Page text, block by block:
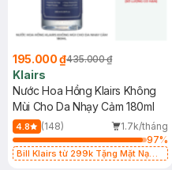
195.000 ₫435.000 ₫
Klairs
Nước Hoa Hồng Klairs Không
Mùi Cho Da Nhạy Cảm 180ml
4.8 (148)
1.7k/tháng
97%
Bill Klairs từ 299k Tặng Mặt Nạ